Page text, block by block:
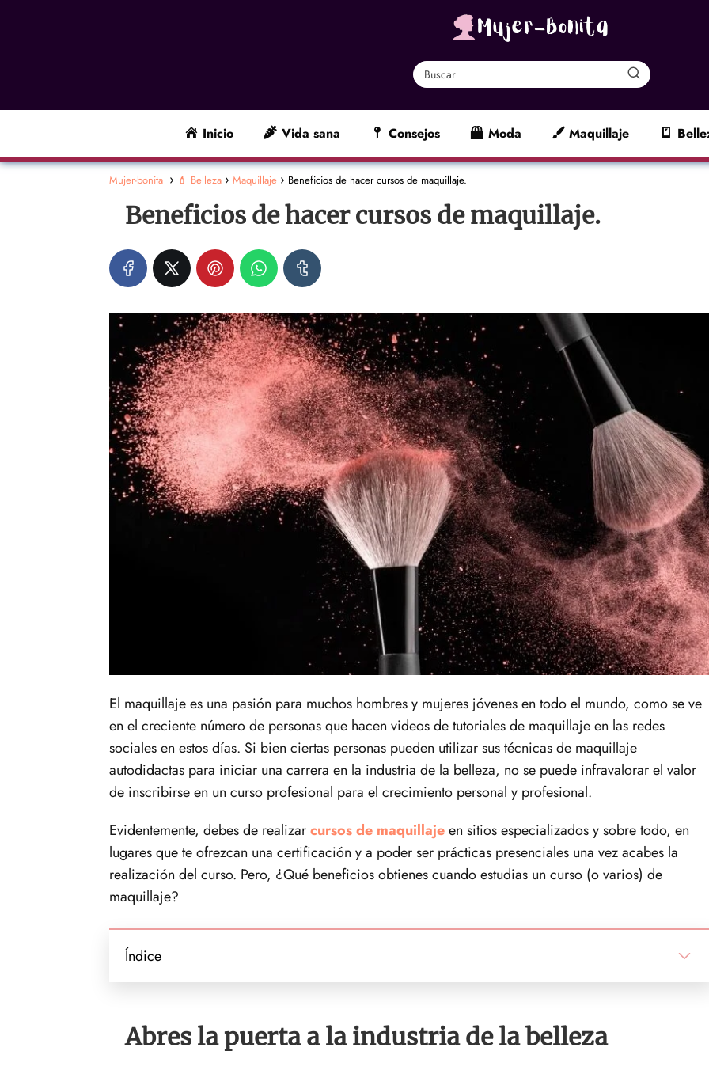
Inicio Vida sana Consejos Moda Maquillaje
Mujer-bonita 💄 Belleza Maquillaje Beneficios de hacer cursos de maquillaje.
Beneficios de hacer cursos de maquillaje.
El maquillaje es una pasión para muchos hombres y mujeres jóvenes en todo el mundo, como se ve
en el creciente número de personas que hacen videos de tutoriales de maquillaje en las redes
sociales en estos días. Si bien ciertas personas pueden utilizar sus técnicas de maquillaje
autodidactas para iniciar una carrera en la industria de la belleza, no se puede infravalorar el valor
de inscribirse en un curso profesional para el crecimiento personal y profesional.
Evidentemente, debes de realizarcursos de maquillajeen sitios especializados y sobre todo, en
lugares que te ofrezcan una certificación y a poder ser prácticas presenciales una vez acabes la
realización del curso. Pero, ¿Qué beneficios obtienes cuando estudias un curso (o varios) de
maquillaje?
Índice
Abres la puerta a la industria de la belleza